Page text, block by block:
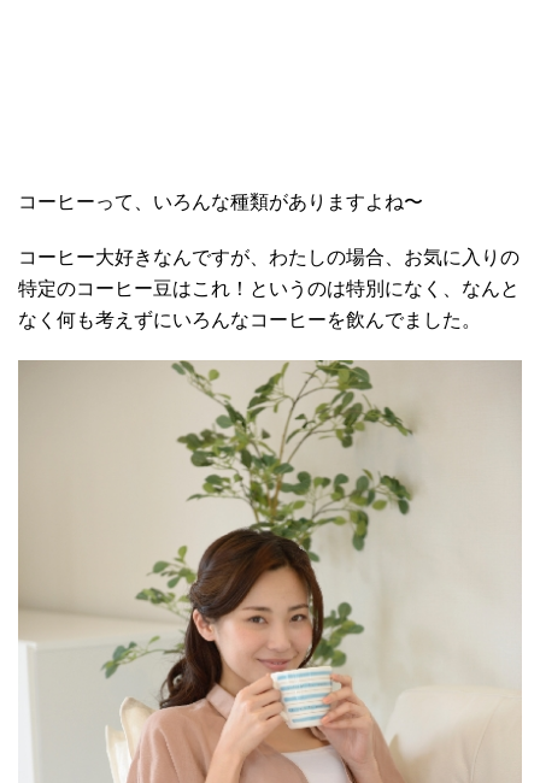
コーヒーって、いろんな種類がありますよね〜
コーヒー大好きなんですが、わたしの場合、お気に入りの
特定のコーヒー豆はこれ！というのは特別になく、なんと
なく何も考えずにいろんなコーヒーを飲んでました。